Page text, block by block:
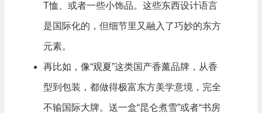
T恤、或者一些小饰品。这些东西设计语言
是国际化的，但细节里又融入了巧妙的东方
元素。
再比如，像“观夏”这类国产香薰品牌，从香
型到包装，都做得极富东方美学意境，完全
不输国际大牌。送一盒“昆仑煮雪”或者“书房